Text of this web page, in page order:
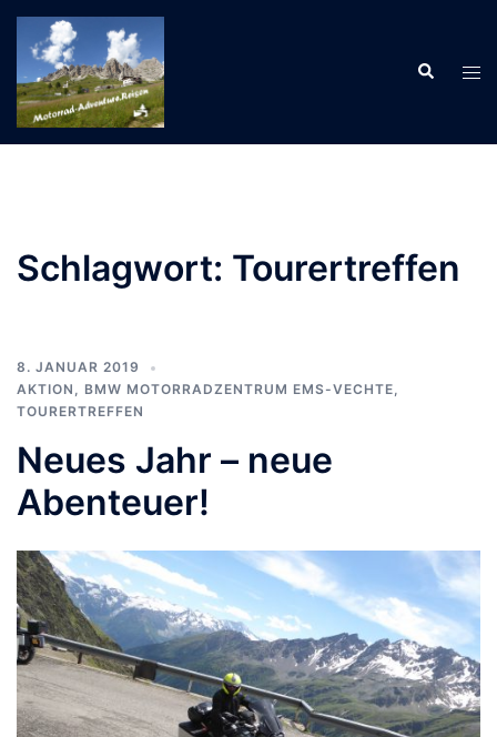
Zum
Inhalt
springen
Suche
Schlagwort: Tourertreffen
8. JANUAR 2019
AKTION , BMW MOTORRADZENTRUM EMS-VECHTE,
TOURERTREFFEN
Neues Jahr – neue
Abenteuer!